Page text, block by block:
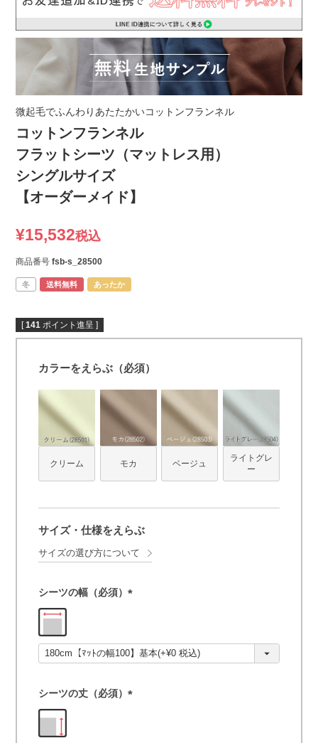
微起毛でふんわりあたたかいコットンフランネル
コットンフランネル
フラットシーツ（マットレス用）
シングルサイズ
【オーダーメイド】
¥15,532税込
商品番号 fsb-s_28500
冬 送料無料 あったか
[ 141 ポイント進呈 ]
カラーをえらぶ（必須）
クリーム モカ ベージュ
ライトグレ
ー
サイズ・仕様をえらぶ
サイズの選び方について
シーツの幅（必須）
須
)
シーツの丈（必須）